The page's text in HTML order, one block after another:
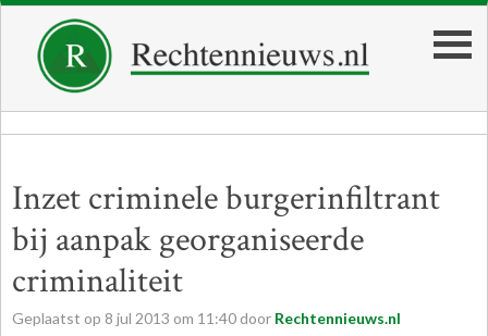
Inzet criminele burgerinfiltrant
bij aanpak georganiseerde
criminaliteit
Geplaatst op 8 jul 2013 om 11:40 door Rechtennieuws.nl